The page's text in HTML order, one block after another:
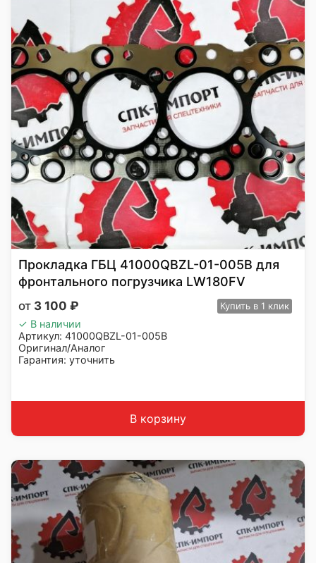
Прокладка ГБЦ 41000QBZL-01-005B для
фронтального погрузчика LW180FV
3 100 ₽ Купить в 1 клик
✓ В наличии
Артикул: 41000QBZL-01-005B
Оригинал/Аналог
Гарантия: уточнить
В корзину